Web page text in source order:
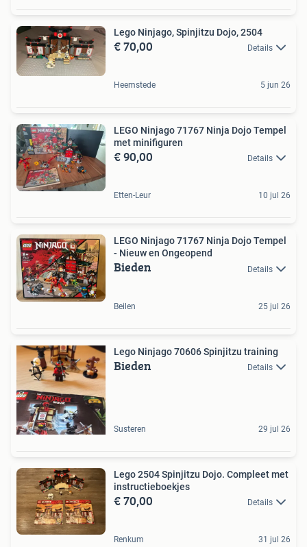
Lego Ninjago, Spinjitzu Dojo, 2504
€ 70,00 Details
Heemstede 5 jun 26
LEGO Ninjago 71767 Ninja Dojo Tempel
met minifiguren
€ 90,00 Details
Etten-Leur 10 jul 26
LEGO Ninjago 71767 Ninja Dojo Tempel
- Nieuw en Ongeopend
Bieden Details
Beilen 25 jul 26
Lego Ninjago 70606 Spinjitzu training
Bieden Details
Susteren 29 jul 26
Lego 2504 Spinjitzu Dojo. Compleet met
instructieboekjes
€ 70,00 Details
Renkum 31 jul 26